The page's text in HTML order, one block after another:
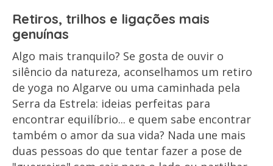
Retiros, trilhos e ligações mais
genuínas
Algo mais tranquilo? Se gosta de ouvir o
silêncio da natureza, aconselhamos um retiro
de yoga no Algarve ou uma caminhada pela
Serra da Estrela: ideias perfeitas para
encontrar equilíbrio... e quem sabe encontrar
também o amor da sua vida? Nada une mais
duas pessoas do que tentar fazer a pose de